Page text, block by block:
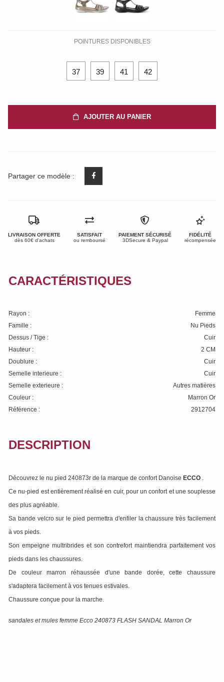
POINTURES DISPONIBLES
37 39 41 42
AJOUTER AU PANIER
Partager ce modèle :
LIVRAISON OFFERTE
dès 60€ d'achats
SATISFAIT
ou remboursé
PAIEMENT SÉCURISÉ
3DSecure & Paypal
FIDÉLITÉ
récompensée
CARACTÉRISTIQUES
Rayon :
Femme
Famille :
Nu Pieds
Dessus / Tige :
Cuir
Hauteur :
2 CM
Doublure :
Cuir
Semelle interieure :
Cuir
Semelle exterieure :
Autres matières
Couleur :
Marron Or
Référence :
2912704
DESCRIPTION
Découvrez le nu pied 240873r de la marque de confort Danoise ECCO .
Ce nu-pied est entièrement réalisé en cuir, pour un confort et une souplesse
des plus agréable.
Sa bande velcro sur le pied permettra d'enfiler la chaussure très facilement
à vos pieds.
Son empeigne multribrides et son contrefort maintiendra parfaitement vos
pieds dans les chaussures.
De couleur marron réhaussée d'une bande dorée, cette chaussure
s'adaptera facilement à vos tenues estivales.
Chaussure conçue pour la marche.
sandales et mules femme Ecco 240873 FLASH SANDAL Marron Or